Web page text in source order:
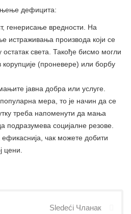
дефицита:
генерисање вредности. На
истраживања производа који се
остатак света. Такође бисмо могли
корупције (проневере) или борбу
јавна добра или услуге.
мера, то је начин да се
треба напоменути да мања
социјалне резове.
чак можете добити
цени.
Sledeći Чланак